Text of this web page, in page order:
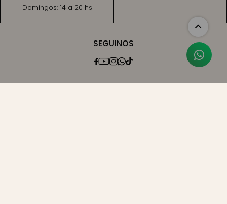
SEGUINOS

Domingos: 14 a 20 hs